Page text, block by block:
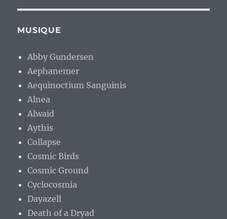
MUSIQUE
Abby Gundersen
Aephanemer
Aequinoctium Sanguinis
Alnea
Alwaid
Aythis
Collapse
Cosmic Birds
Cosmic Ground
Cyclocosmia
Dayazell
Death of a Dryad